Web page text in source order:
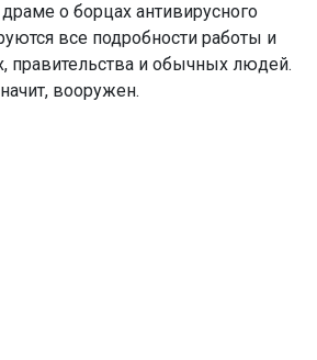
о борцах антивирусного
все подробности работы и
правительства и обычных людей.
вооружен.